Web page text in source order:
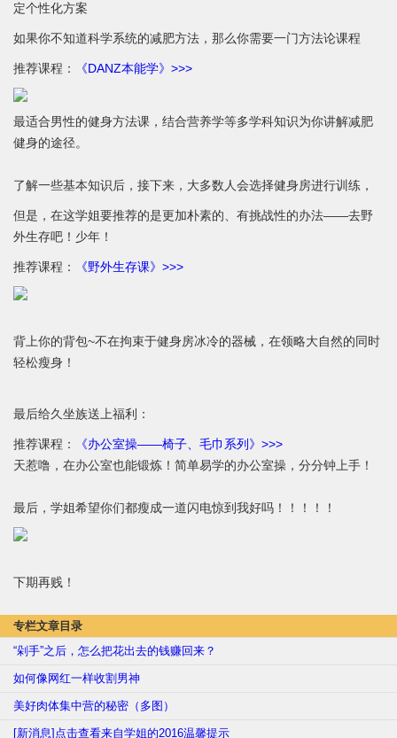
定个性化方案
如果你不知道科学系统的减肥方法，那么你需要一门方法论课程
推荐课程： 《DANZ本能学》>>>
最适合男性的健身方法课，结合营养学等多学科知识为你讲解减肥
健身的途径。
了解一些基本知识后，接下来，大多数人会选择健身房进行训练，
但是，在这学姐要推荐的是更加朴素的、有挑战性的办法——去野
外生存吧！少年！
推荐课程： 《野外生存课》>>>
背上你的背包~不在拘束于健身房冰冷的器械，在领略大自然的同时
轻松瘦身！
最后给久坐族送上福利：
推荐课程：
《办公室操——椅子、毛巾系列》>>>
天惹噜，在办公室也能锻炼！简单易学的办公室操，分分钟上手！
最后，学姐希望你们都瘦成一道闪电惊到我好吗！！！！！
下期再贱！
专栏文章目录
“剁手”之后，怎么把花出去的钱赚回来？
如何像网红一样收割男神
美好肉体集中营的秘密（多图）
[新消息]点击查看来自学姐的2016温馨提示